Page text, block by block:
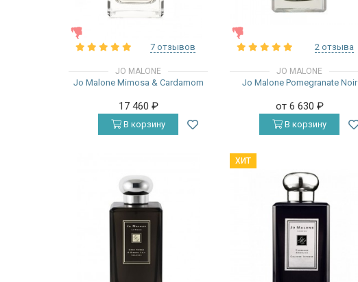
7 отзывов
JO MALONE
Jo Malone Mimosa & Cardamom
17 460 ₽
В корзину
2 отзыва
JO MALONE
Jo Malone Pomegranate Noir
от 6 630 ₽
В корзину
ХИТ